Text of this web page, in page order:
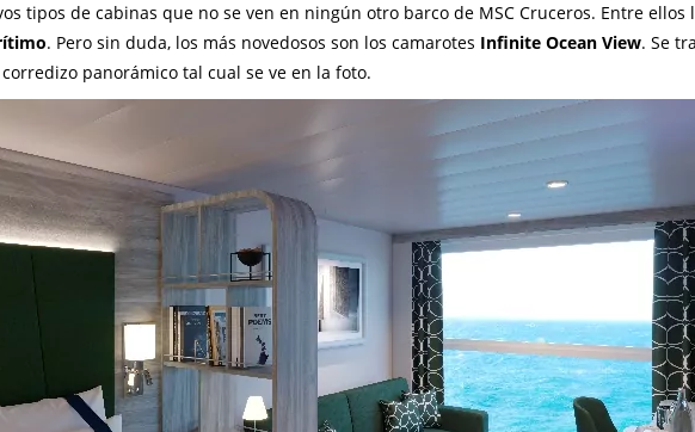
tipos de cabinas que no se ven en ningún otro barco de MSC Cruceros. Entre ellos
. Pero sin duda, los más novedosos son los camarotes Infinite Ocean View. Se
panorámico tal cual se ve en la foto.